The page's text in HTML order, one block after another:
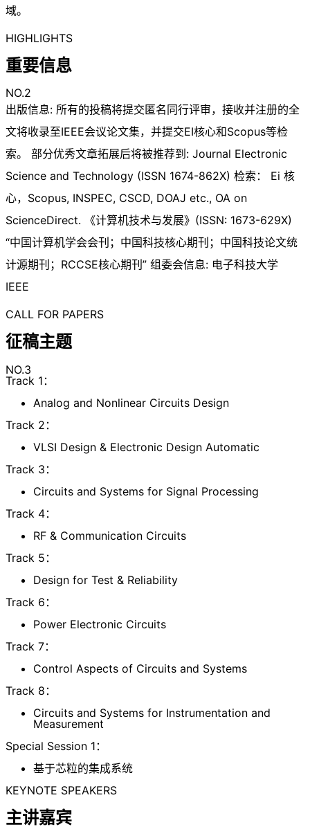
域。
HIGHLIGHTS
重要信息
NO.2
出版信息: 所有的投稿将提交匿名同行评审，接收并注册的全
文将收录至IEEE会议论文集，并提交EI核心和Scopus等检
索。 部分优秀文章拓展后将被推荐到: Journal Electronic
Science and Technology (ISSN 1674-862X) 检索： Ei 核
心，Scopus, INSPEC, CSCD, DOAJ etc., OA on
ScienceDirect. 《计算机技术与发展》(ISSN: 1673-629X)
“中国计算机学会会刊；中国科技核心期刊；中国科技论文统
计源期刊；RCCSE核心期刊” 组委会信息: 电子科技大学
IEEE
CALL FOR PAPERS
征稿主题
NO.3
Track 1：
Analog and Nonlinear Circuits Design
Track 2：
VLSI Design & Electronic Design Automatic
Track 3：
Circuits and Systems for Signal Processing
Track 4：
RF & Communication Circuits
Track 5：
Design for Test & Reliability
Track 6：
Power Electronic Circuits
Track 7：
Control Aspects of Circuits and Systems
Track 8：
Circuits and Systems for Instrumentation and
Measurement
Special Session 1：
基于芯粒的集成系统
KEYNOTE SPEAKERS
主讲嘉宾